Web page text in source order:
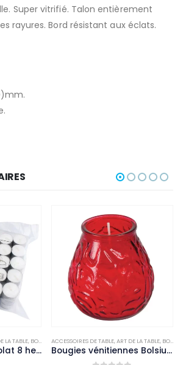
Super vitrifié. Talon entièrement
rayures. Bord résistant aux éclats.
LA TABLE, BOUGIES ET PHOTOPHORES ,NON-PALETTISABLE
Bougies chauffe-plat 8 heures Olympia (Lot de 75)
ACCESSOIRES DE TABLE,ART DE LA TABLE, BOUGIES ET PHOTOPHORES
Bougies vénitiennes Bolsius Low Boy rouges (Lot de 12)